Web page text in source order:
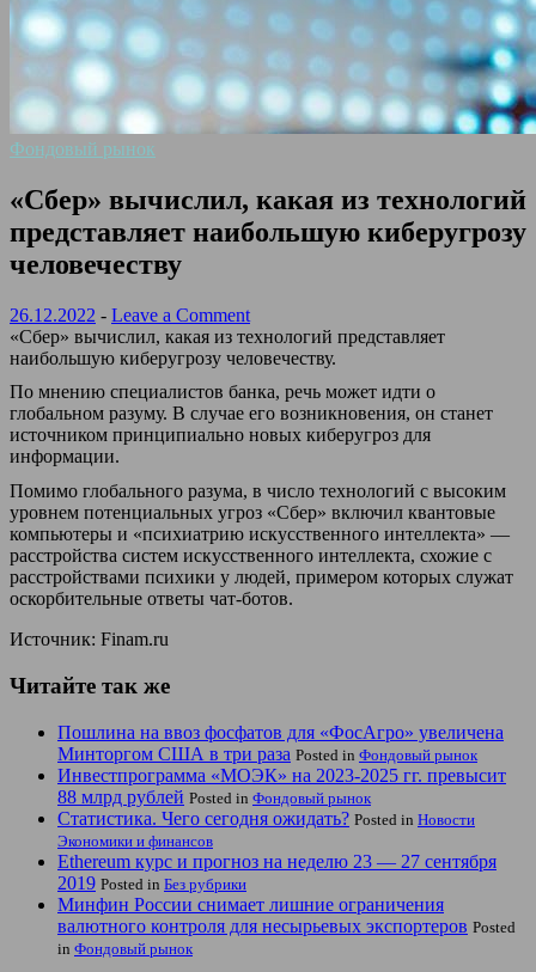
Фондовый рынок
«Сбер» вычислил, какая из технологий
представляет наибольшую киберугрозу
человечеству
26.12.2022 - Leave a Comment
«Сбер» вычислил, какая из технологий представляет
наибольшую киберугрозу человечеству.
По мнению специалистов банка, речь может идти о
глобальном разуму. В случае его возникновения, он станет
источником принципиально новых киберугроз для
информации.
Помимо глобального разума, в число технологий с высоким
уровнем потенциальных угроз «Сбер» включил квантовые
компьютеры и «психиатрию искусственного интеллекта» —
расстройства систем искусственного интеллекта, схожие с
расстройствами психики у людей, примером которых служат
оскорбительные ответы чат-ботов.
Источник: Finam.ru
Читайте так же
Пошлина на ввоз фосфатов для «ФосАгро» увеличена
Минторгом США в три раза Posted in Фондовый рынок
Инвестпрограмма «МОЭК» на 2023-2025 гг. превысит
88 млрд рублей Posted in Фондовый рынок
Статистика. Чего сегодня ожидать? Posted in Новости
Экономики и финансов
Ethereum курс и прогноз на неделю 23 — 27 сентября
2019 Posted in Без рубрики
Минфин России снимает лишние ограничения
валютного контроля для несырьевых экспортеров Posted
in Фондовый рынок